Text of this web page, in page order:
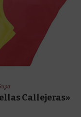
Callejeras»